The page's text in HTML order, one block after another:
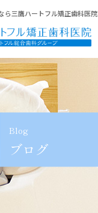
ら三鷹ハートフル矯正歯科医院
Blog
ブログ